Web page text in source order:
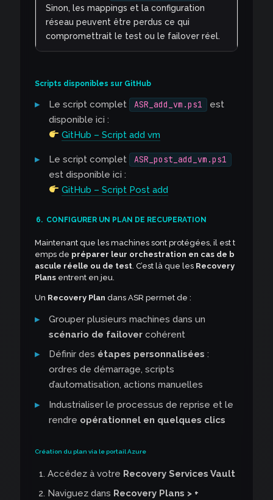
Sinon, les mappings et la configuration
réseau peuvent être perdus ce qui
compromettrait le test ou le failover réel.
Scripts disponibles sur GitHub
Le script complet ASR_add_vm.ps1
est
disponible ici :
GitHub – Script add vm
Le script complet ASR_post_add_vm.ps1
est disponible ici :
GitHub – Script Post add
6. CONFIGURER UN PLAN DE RECUPERATION
Maintenant que les machines sont protégées, il est t
emps de préparer leur orchestration en cas de b
ascule réelle ou de test . C’est là que les Recovery
Plans entrent en jeu.
Un Recovery Plan dans ASR permet de :
Grouper plusieurs machines dans un
scénario de failovercohérent
Définir des étapes personnalisées :
ordres de démarrage, scripts
d’automatisation, actions manuelles
Industrialiser le processus de reprise et le
rendre opérationnel en quelques clics
Création du plan via le portail Azure
Accédez à votre Recovery Services Vault
Naviguez dans Recovery Plans > +